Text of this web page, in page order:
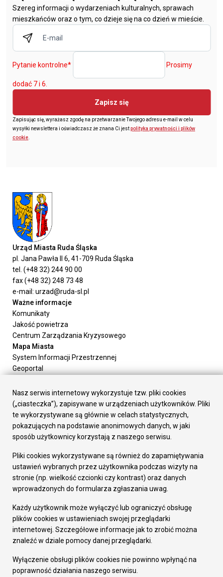
Szereg informacji o wydarzeniach kulturalnych, sprawach
mieszkańców oraz o tym, co dzieje się na co dzień w mieście.
Pytanie kontrolne* Prosimy
dodać 7 i 6.
Zapisz się
Zapisując się, wyrażasz zgodę na przetwarzanie Twojego adresu e-mail w celu
wysyłki newslettera i oświadczasz że znana Ci jestpolityka prywatności i plików
cookie.
Urząd Miasta Ruda Śląska
pl. Jana Pawła II 6, 41-709 Ruda Śląska
tel. (+48 32) 244 90 00
fax (+48 32) 248 73 48
e-mail: urzad@ruda-sl.pl
Ważne informacje
Komunikaty
Jakość powietrza
Centrum Zarządzania Kryzysowego
Mapa Miasta
System Informacji Przestrzennej
Geoportal
Załatw sprawę
Prezydent Miasta
Rada Miasta
Wydziały
Elektroniczna Skrzynka Podawcza
Gospodarka
Fundusze europejskie
Środki krajowe
Oferty inwestycyjne
Pozostałe
Deklaracja dostępności
Dane osobowe
Dodaj opinię o witrynie
Nasz serwis internetowy wykorzystuje tzw. pliki cookies
(„ciasteczka”), zapisywane w urządzeniach użytkowników. Pliki
te wykorzystywane są głównie w celach statystycznych,
pokazujących na podstawie anonimowych danych, w jaki
sposób użytkownicy korzystają z naszego serwisu.
Pliki cookies wykorzystywane są również do zapamiętywania
ustawień wybranych przez użytkownika podczas wizyty na
stronie (np. wielkość czcionki czy kontrast) oraz danych
wprowadzonych do formularza zgłaszania uwag.
Każdy użytkownik może wyłączyć lub ograniczyć obsługę
plików cookies w ustawieniach swojej przeglądarki
internetowej. Szczegółowe informacje jak to zrobić można
znaleźć w dziale pomocy danej przeglądarki.
Wyłączenie obsługi plików cookies nie powinno wpłynąć na
poprawność działania naszego serwisu.